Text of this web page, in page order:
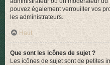
pouvez également verrouiller vos
les administrateurs.
Haut
Que sont les icônes de sujet ?
Les icônes de sujet sont de petites